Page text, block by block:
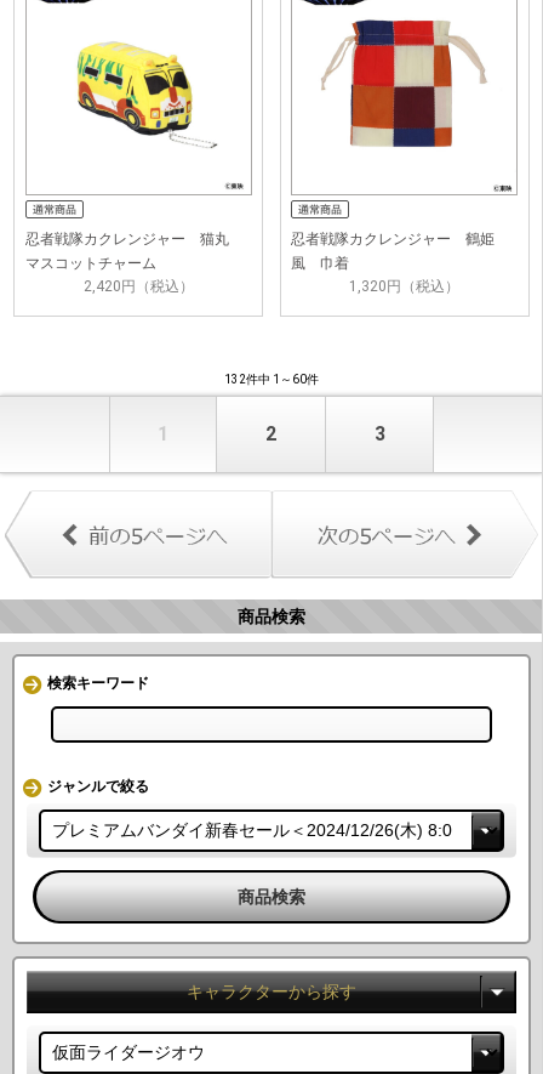
忍者戦隊カクレンジャー 猫丸
マスコットチャーム
2,420円（税込）
忍者戦隊カクレンジャー 鶴姫
風 巾着
1,320円（税込）
132件中 1～60件
1 2 3
商品検索
検索キーワード
ジャンルで絞る
キャラクターから探す